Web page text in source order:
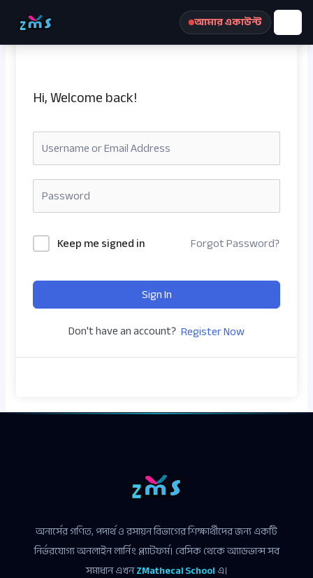
আমার একাউন্ট
Hi, Welcome back!
Keep me signed in Forgot Password?
Sign In
Don't have an account? Register Now
অনার্সের গণিত, পদার্থ ও রসায়ন বিভাগের শিক্ষার্থীদের জন্য একটি
নির্ভরযোগ্য অনলাইন লার্নিং প্ল্যাটফর্ম। বেসিক থেকে অ্যাডভান্স সব
সমাধান এখনZMathecal Schoolএ।